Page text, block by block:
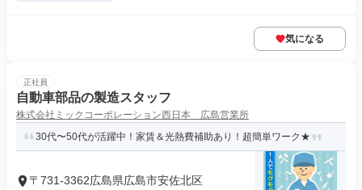
気になる
正社員
自動車部品の製造スタッフ
株式会社ミックコーポレーション西日本 広島営業所
30代〜50代が活躍中！家賃＆光熱費補助あり！超簡単ワーク★
〒731-3362広島県広島市安佐北区